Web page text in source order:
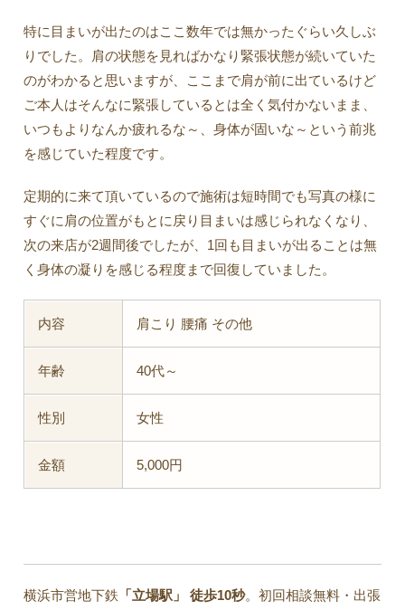
特に目まいが出たのはここ数年では無かったぐらい久しぶ
りでした。肩の状態を見ればかなり緊張状態が続いていた
のがわかると思いますが、ここまで肩が前に出ているけど
ご本人はそんなに緊張しているとは全く気付かないまま、
いつもよりなんか疲れるな～、身体が固いな～という前兆
を感じていた程度です。
定期的に来て頂いているので施術は短時間でも写真の様に
すぐに肩の位置がもとに戻り目まいは感じられなくなり、
次の来店が2週間後でしたが、1回も目まいが出ることは無
く身体の凝りを感じる程度まで回復していました。
内容 肩こり 腰痛 その他
年齢 40代～
性別 女性
金額 5,000円
横浜市営地下鉄 「立場駅」 徒歩10秒。初回相談無料・出張